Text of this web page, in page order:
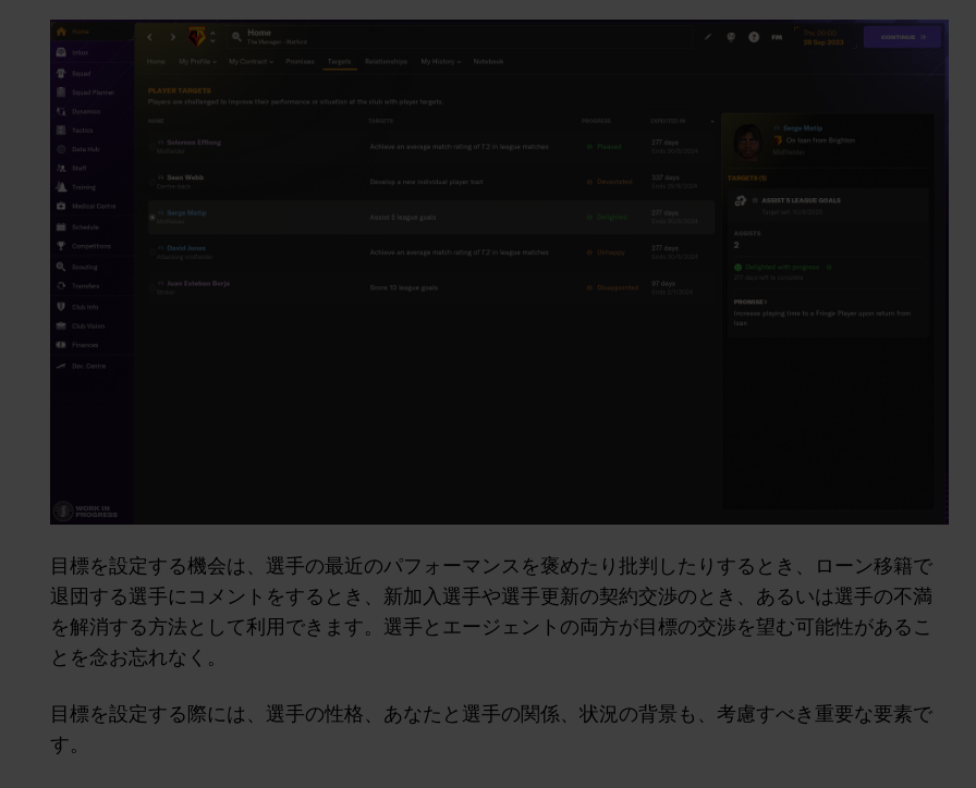
目標を設定する機会は、選手の最近のパフォーマンスを褒めたり批判したりするとき、ローン移籍で
退団する選手にコメントをするとき、新加入選手や選手更新の契約交渉のとき、あるいは選手の不満
を解消する方法として利用できます。選手とエージェントの両方が目標の交渉を望む可能性があるこ
とを念お忘れなく。
目標を設定する際には、選手の性格、あなたと選手の関係、状況の背景も、考慮すべき重要な要素で
す。